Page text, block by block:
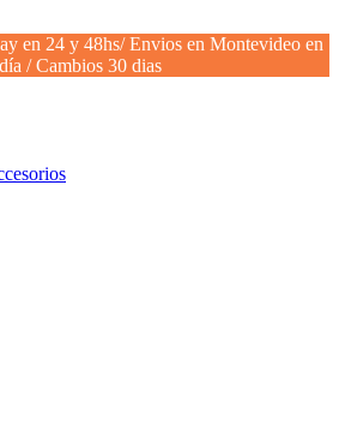
en 24 y 48hs/ Envios en Montevideo en
/ Cambios 30 dias